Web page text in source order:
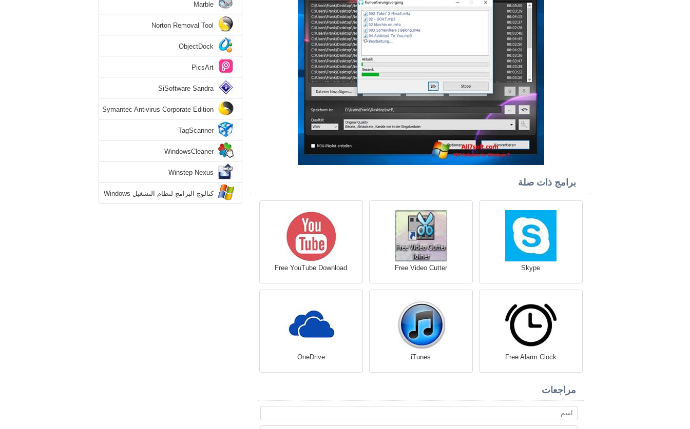
برامج ذات صلة
Skype
Free Video Cutter
Free YouTube Download
Free Alarm Clock
iTunes
OneDrive
مراجعات
Marble
Norton Removal Tool
ObjectDock
PicsArt
SiSoftware Sandra
Symantec Antivirus Corporate Edition
TagScanner
WindowsCleaner
Winstep Nexus
كتالوج البرامج لنظام التشغيل Windows
7